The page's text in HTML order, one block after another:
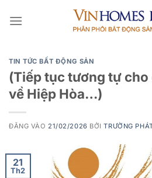
qua
TIN TỨC BẤT ĐỘNG SẢN
(Tiếp tục tương tự cho
về Hiệp Hòa…)
ĐĂNG VÀO 21/02/2026 BỞITRƯỜNG
21
Th2